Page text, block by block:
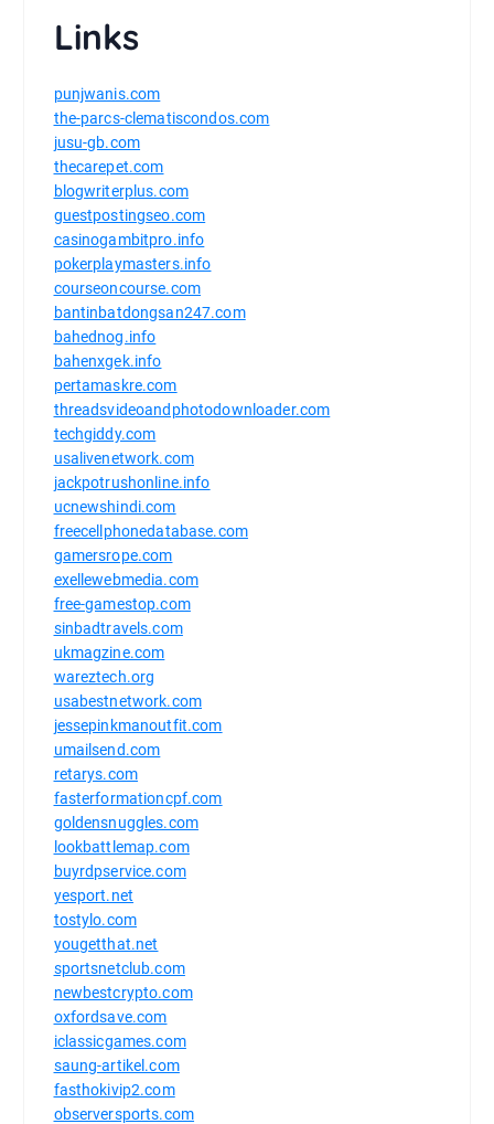
Links
punjwanis.com
the-parcs-clematiscondos.com
jusu-gb.com
thecarepet.com
blogwriterplus.com
guestpostingseo.com
casinogambitpro.info
pokerplaymasters.info
courseoncourse.com
bantinbatdongsan247.com
bahednog.info
bahenxgek.info
pertamaskre.com
threadsvideoandphotodownloader.com
techgiddy.com
usalivenetwork.com
jackpotrushonline.info
ucnewshindi.com
freecellphonedatabase.com
gamersrope.com
exellewebmedia.com
free-gamestop.com
sinbadtravels.com
ukmagzine.com
wareztech.org
usabestnetwork.com
jessepinkmanoutfit.com
umailsend.com
retarys.com
fasterformationcpf.com
goldensnuggles.com
lookbattlemap.com
buyrdpservice.com
yesport.net
tostylo.com
yougetthat.net
sportsnetclub.com
newbestcrypto.com
oxfordsave.com
iclassicgames.com
saung-artikel.com
fasthokivip2.com
observersports.com